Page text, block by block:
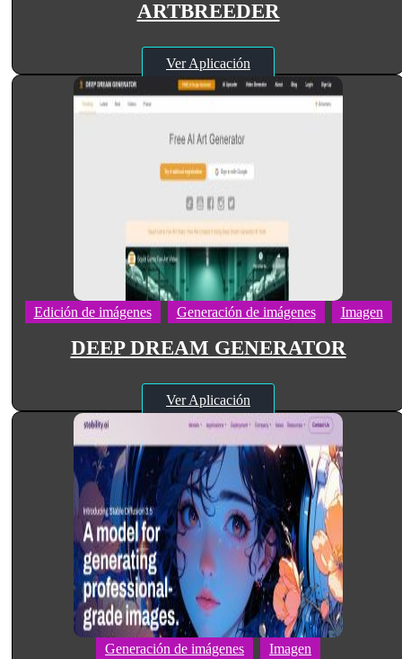
ARTBREEDER
Ver Aplicación
Edición de imágenes Generación de imágenes Imagen
DEEP DREAM GENERATOR
Ver Aplicación
Generación de imágenes Imagen